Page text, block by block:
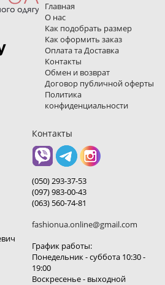
Главная
О нас
Как подобрать размер
Как оформить заказ
Оплата та Доставка
Контакты
Обмен и возврат
Договор публичной оферты
Политика
конфиденциальности
Контакты
(050) 293-37-53
(097) 983-00-43
(063) 560-74-81
fashionua.online@gmail.com
График работы:
Понедельник - суббота 10:30 -
19:00
Воскресенье - выходной